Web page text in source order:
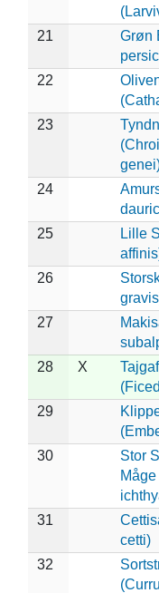
21
Grøn
22
23
24
25
Lille
26
27
28 X
29
30
Stor
31
cetti)
32